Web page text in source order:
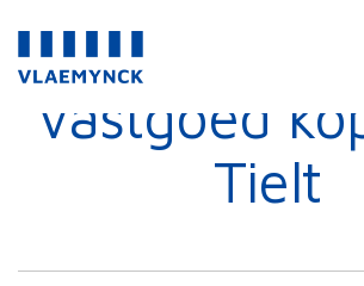
Vastgoed
Tielt